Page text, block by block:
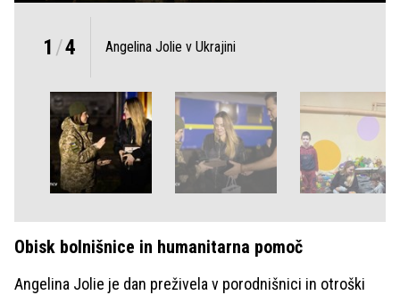
1 /4 Angelina Jolie v Ukrajini
Obisk bolnišnice in humanitarna pomoč
Angelina Jolie je dan preživela v porodnišnici in otroški